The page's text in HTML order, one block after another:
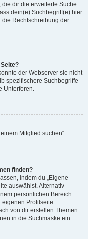
dir die erweiterte Suche
dein(e) Suchbegriff(e) hier
die Rechtschreibung der
der Webserver sie nicht
spezifischere Suchbegriffe
Unterforen.
Mitglied suchen“.
finden?
indem du „Eigene
auswählst. Alternativ
persönlichen Bereich
eigenen Profilseite
von dir erstellen Themen
in die Suchmaske ein.